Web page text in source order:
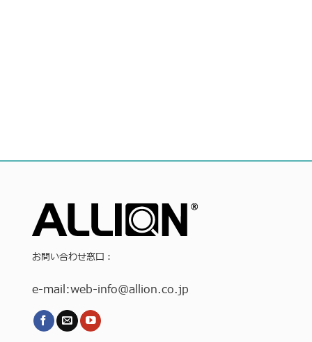
お問い合わせ窓口：
e-mail:web-info@allion.co.jp